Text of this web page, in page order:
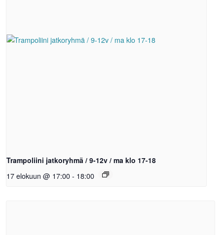
Trampoliini jatkoryhmä / 9-12v / ma klo 17-18
17 elokuun @ 17:00- 18:00